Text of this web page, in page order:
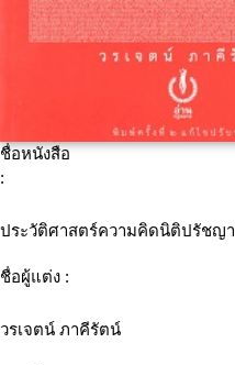
ชื่อหนังสือ
:
ประวัติศาสตร์ความคิดนิติปรัชญา
ชื่อผู้แต่ง :
วรเจตน์ ภาคีรัตน์